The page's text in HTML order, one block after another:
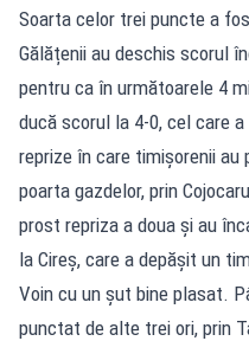
Soarta celor trei puncte a
Gălățenii au deschis scorul
pentru ca în următoarele 4
ducă scorul la 4-0, cel care
reprize în care timișorenii au
poarta gazdelor, prin
prost repriza a doua și au
la Cireș, care a depășit un
Voin cu un șut bine plasat.
punctat de alte trei ori, prin